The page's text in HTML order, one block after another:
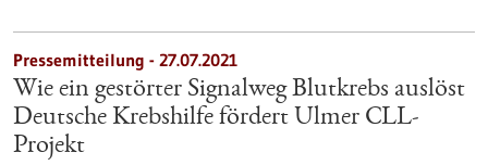
Pressemitteilung - 27.07.2021
Wie ein gestörter Signalweg Blutkrebs auslöst
Deutsche Krebshilfe fördert Ulmer CLL-
Projekt